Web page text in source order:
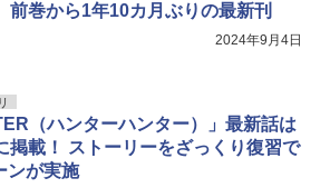
前巻から1年10カ月ぶりの最新刊
2024年9月4日
（ハンターハンター）」最新話は
掲載！ ストーリーをざっくり復習で
ンが実施